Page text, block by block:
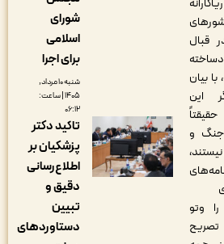
برای اجرا
شنبه ۱۰ مرداد,
۱۴۰۵ | ساعت:
تاکید دکتر
پزشکیان بر
اطلاع‌رسانی
دستاوردهای